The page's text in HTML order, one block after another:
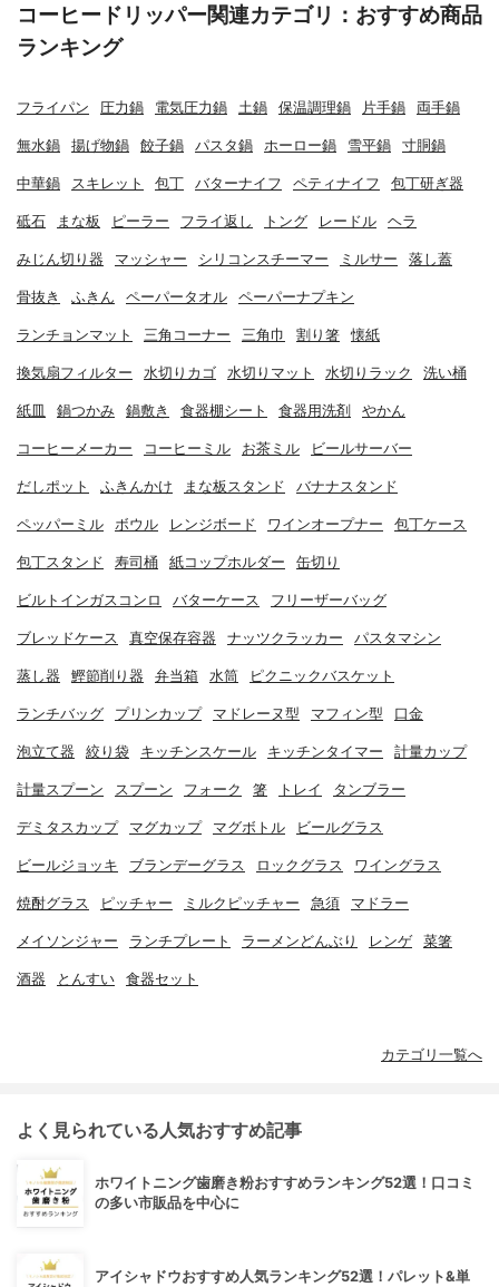
コーヒードリッパー関連カテゴリ：おすすめ商品
ランキング
フライパン 圧力鍋 電気圧力鍋 土鍋 保温調理鍋 片手鍋 両手鍋
無水鍋 揚げ物鍋 餃子鍋 パスタ鍋 ホーロー鍋 雪平鍋 寸胴鍋
中華鍋 スキレット 包丁 バターナイフ ペティナイフ 包丁研ぎ器
砥石 まな板 ピーラー フライ返し トング レードル ヘラ
みじん切り器 マッシャー シリコンスチーマー ミルサー 落し蓋
骨抜き ふきん ペーパータオル ペーパーナプキン
ランチョンマット 三角コーナー 三角巾 割り箸 懐紙
換気扇フィルター 水切りカゴ 水切りマット 水切りラック 洗い桶
紙皿 鍋つかみ 鍋敷き 食器棚シート 食器用洗剤 やかん
コーヒーメーカー コーヒーミル お茶ミル ビールサーバー
だしポット ふきんかけ まな板スタンド バナナスタンド
ペッパーミル ボウル レンジボード ワインオープナー 包丁ケース
包丁スタンド 寿司桶 紙コップホルダー 缶切り
ビルトインガスコンロ バターケース フリーザーバッグ
ブレッドケース 真空保存容器 ナッツクラッカー パスタマシン
蒸し器 鰹節削り器 弁当箱 水筒 ピクニックバスケット
ランチバッグ プリンカップ マドレーヌ型 マフィン型 口金
泡立て器 絞り袋 キッチンスケール キッチンタイマー 計量カップ
計量スプーン スプーン フォーク 箸 トレイ タンブラー
デミタスカップ マグカップ マグボトル ビールグラス
ビールジョッキ ブランデーグラス ロックグラス ワイングラス
焼酎グラス ピッチャー ミルクピッチャー 急須 マドラー
メイソンジャー ランチプレート ラーメンどんぶり レンゲ 菜箸
酒器 とんすい 食器セット
カテゴリ一覧へ
よく見られている人気おすすめ記事
ホワイトニング歯磨き粉おすすめランキング52選！口コミ
の多い市販品を中心に
アイシャドウおすすめ人気ランキング52選！パレット&単